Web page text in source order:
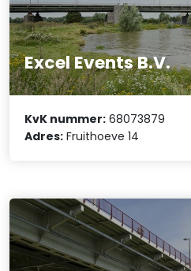
Excel Events B.V.
KvK nummer: 68073879
Adres: Fruithoeve 14